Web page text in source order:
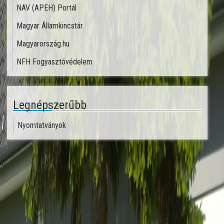
NAV (APEH) Portál
Magyar Államkincstár
Magyarország.hu
NFH Fogyasztóvédelem
Legnépszerűbb
Nyomtatványok
Next